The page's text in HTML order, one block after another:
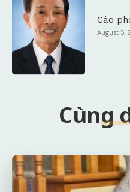
Cáo
August 5,
Cùng